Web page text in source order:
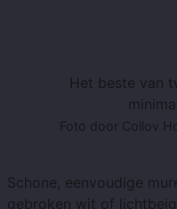
Het beste van
Foto door Collov
Schone, eenvoudige
gebroken wit of